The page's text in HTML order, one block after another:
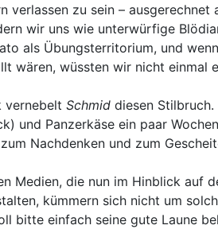
verlassen zu sein –
wir uns wie unterwürfige
als Übungsterritorium, und
wären, wüssten wir nicht einmal
vernebelt Schmid diesen
und Panzerkäse ein paar
Nachdenken und zum
Medien, die nun im Hinblick auf
kümmern sich nicht um
bitte einfach seine gute Laune